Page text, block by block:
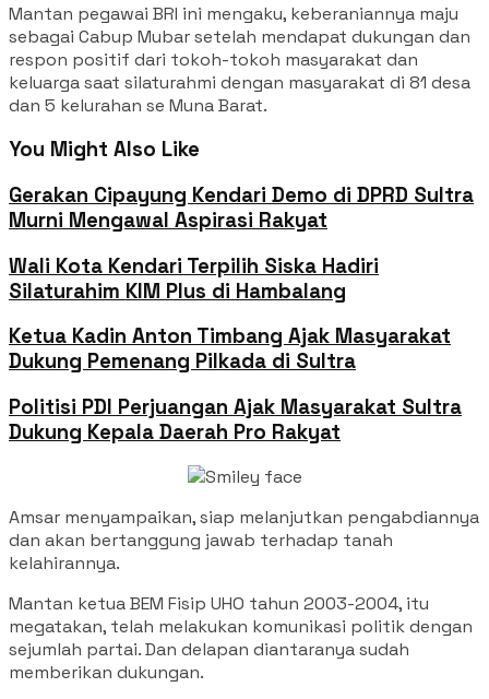
Mantan pegawai BRI ini mengaku, keberaniannya maju
sebagai Cabup Mubar setelah mendapat dukungan dan
respon positif dari tokoh-tokoh masyarakat dan
keluarga saat silaturahmi dengan masyarakat di 81 desa
dan 5 kelurahan se Muna Barat.
You Might Also Like
Gerakan Cipayung Kendari Demo di DPRD Sultra
Murni Mengawal Aspirasi Rakyat
Wali Kota Kendari Terpilih Siska Hadiri
Silaturahim KIM Plus di Hambalang
Ketua Kadin Anton Timbang Ajak Masyarakat
Dukung Pemenang Pilkada di Sultra
Politisi PDI Perjuangan Ajak Masyarakat Sultra
Dukung Kepala Daerah Pro Rakyat
Amsar menyampaikan, siap melanjutkan pengabdiannya
dan akan bertanggung jawab terhadap tanah
kelahirannya.
Mantan ketua BEM Fisip UHO tahun 2003-2004, itu
megatakan, telah melakukan komunikasi politik dengan
sejumlah partai. Dan delapan diantaranya sudah
memberikan dukungan.